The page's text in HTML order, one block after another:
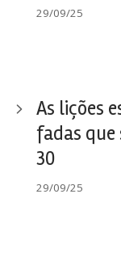
29/09/25
As lições
fadas que
30
29/09/25